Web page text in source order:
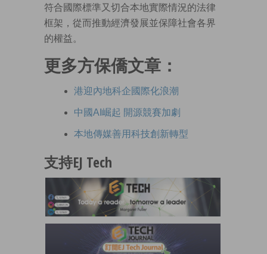
符合國際標準又切合本地實際情況的法律
框架，從而推動經濟發展並保障社會各界
的權益。
更多方保僑文章：
港迎內地科企國際化浪潮
中國AI崛起 開源競賽加劇
本地傳媒善用科技創新轉型
支持EJ Tech